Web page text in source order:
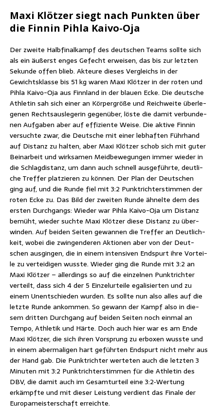
Maxi Klöt­zer siegt nach Punk­ten über
die Fin­nin Pih­la Kaivo-Oja
Der zwei­te Halb­fi­nal­kampf des deut­schen Teams soll­te sich
als ein äußerst enges Gefecht erwei­sen, das bis zur letz­ten
Sekun­de offen blieb. Akteu­re die­ses Ver­gleichs in der
Gewichts­klas­se bis 51 kg waren Maxi Klöt­zer in der roten und
Pih­la Kai­vo-Oja aus Finn­land in der blau­en Ecke. Die deut­sche
Ath­le­tin sah sich einer an Kör­per­grö­ße und Reich­wei­te über­le­
ge­nen Rechts­aus­le­ge­rin gegen­über, lös­te die damit ver­bun­de­
nen Auf­ga­ben aber auf effi­zi­en­te Wei­se. Die akti­ve Fin­nin
ver­such­te zwar, die Deut­sche mit einer leb­haf­ten Führ­hand
auf Distanz zu hal­ten, aber Maxi Klöt­zer schob sich mit guter
Bein­ar­beit und wirk­sa­men Meid­be­we­gun­gen immer wie­der in
die Schlag­di­stanz, um dann auch schnell aus­ge­führ­te, deut­li­
che Tref­fer plat­zie­ren zu kön­nen. Der Plan der Deut­schen
ging auf, und die Run­de fiel mit 3:2 Punkt­rich­ter­stim­men der
roten Ecke zu. Das Bild der zwei­ten Run­de ähnel­te dem des
ers­ten Durch­gangs: Wie­der war Pih­la Kai­vo-Oja um Distanz
bemüht, wie­der such­te Maxi Klöt­zer die­se Distanz zu über­
win­den. Auf bei­den Sei­ten gewan­nen die Tref­fer an Deut­lich­
keit, wobei die zwin­gen­de­ren Aktio­nen aber von der Deut­
schen aus­gin­gen, die in einem inten­si­ven End­spurt ihre Vor­tei­
le zu ver­tei­di­gen wuss­te. Wie­der ging die Run­de mit 3:2 an
Maxi Klöt­zer – aller­dings so auf die ein­zel­nen Punkt­rich­ter
ver­teilt, dass sich 4 der 5 Ein­zel­ur­tei­le ega­li­sier­ten und zu
einem Unent­schie­den wur­den. Es soll­te nun also alles auf die
letz­te Run­de ankom­men. So gewann der Kampf also in die­
sem drit­ten Durch­gang auf bei­den Sei­ten noch ein­mal an
Tem­po, Ath­le­tik und Här­te. Doch auch hier war es am Ende
Maxi Klöt­zer, die sich ihren Vor­sprung zu erbo­xen wuss­te und
in einem aber­ma­li­gen hart geführ­ten End­spurt nicht mehr aus
der Hand gab. Die Punkt­rich­ter wer­te­ten auch die letz­ten 3
Minu­ten mit 3:2 Punkt­rich­ter­stim­men für die Ath­le­tin des
DBV, die damit auch im Gesamt­ur­teil eine 3:2‑Wertung
erkämpf­te und mit die­ser Leis­tung ver­dient das Fina­le der
Euro­pa­meis­ter­schaft erreichte.